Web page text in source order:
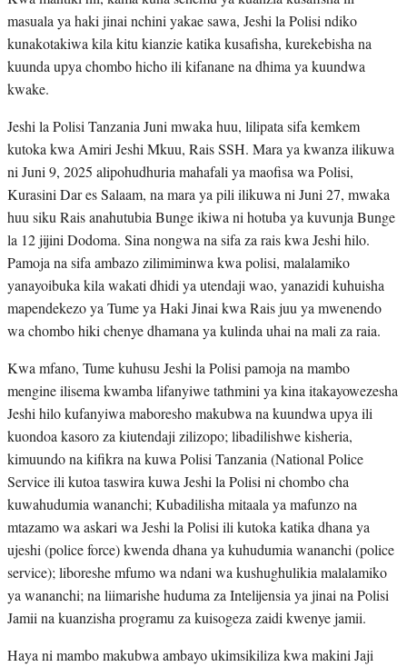
masuala ya haki jinai nchini yakae sawa, Jeshi la Polisi ndiko
kunakotakiwa kila kitu kianzie katika kusafisha, kurekebisha na
kuunda upya chombo hicho ili kifanane na dhima ya kuundwa
kwake.
Jeshi la Polisi Tanzania Juni mwaka huu, lilipata sifa kemkem
kutoka kwa Amiri Jeshi Mkuu, Rais SSH. Mara ya kwanza ilikuwa
ni Juni 9, 2025 alipohudhuria mahafali ya maofisa wa Polisi,
Kurasini Dar es Salaam, na mara ya pili ilikuwa ni Juni 27, mwaka
huu siku Rais anahutubia Bunge ikiwa ni hotuba ya kuvunja Bunge
la 12 jijini Dodoma. Sina nongwa na sifa za rais kwa Jeshi hilo.
Pamoja na sifa ambazo zilimiminwa kwa polisi, malalamiko
yanayoibuka kila wakati dhidi ya utendaji wao, yanazidi kuhuisha
mapendekezo ya Tume ya Haki Jinai kwa Rais juu ya mwenendo
wa chombo hiki chenye dhamana ya kulinda uhai na mali za raia.
Kwa mfano, Tume kuhusu Jeshi la Polisi pamoja na mambo
mengine ilisema kwamba lifanyiwe tathmini ya kina itakayowezesha
Jeshi hilo kufanyiwa maboresho makubwa na kuundwa upya ili
kuondoa kasoro za kiutendaji zilizopo; libadilishwe kisheria,
kimuundo na kifikra na kuwa Polisi Tanzania (National Police
Service ili kutoa taswira kuwa Jeshi la Polisi ni chombo cha
kuwahudumia wananchi; Kubadilisha mitaala ya mafunzo na
mtazamo wa askari wa Jeshi la Polisi ili kutoka katika dhana ya
ujeshi (police force) kwenda dhana ya kuhudumia wananchi (police
service); liboreshe mfumo wa ndani wa kushughulikia malalamiko
ya wananchi; na liimarishe huduma za Intelijensia ya jinai na Polisi
Jamii na kuanzisha programu za kuisogeza zaidi kwenye jamii.
Haya ni mambo makubwa ambayo ukimsikiliza kwa makini Jaji